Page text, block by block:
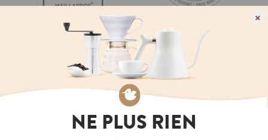
NE PLUS RIEN
×